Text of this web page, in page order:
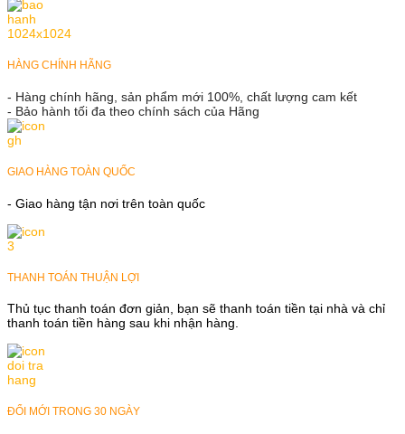
HÀNG CHÍNH HÃNG
- Hàng chính hãng, sản phẩm mới 100%, chất lượng cam kết
- Bảo hành tối đa theo chính sách của Hãng
GIAO HÀNG TOÀN QUỐC
- Giao hàng tận nơi trên toàn quốc
THANH TOÁN THUẬN LỢI
Thủ tục thanh toán đơn giản, bạn sẽ thanh toán tiền tại nhà và chỉ
thanh toán tiền hàng sau khi nhận hàng.
ĐỔI MỚI TRONG 30 NGÀY